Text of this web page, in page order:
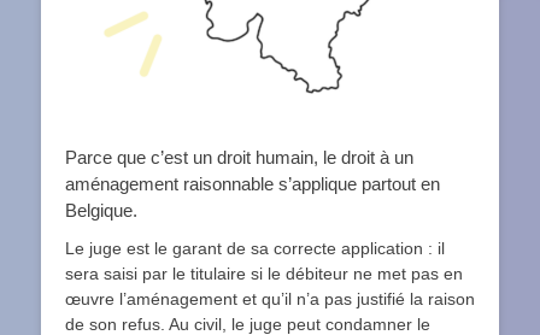
Parce que c’est un droit humain, le droit à un
aménagement raisonnable s’applique partout en
Belgique.
Le juge est le garant de sa correcte application : il
sera saisi par le titulaire si le débiteur ne met pas en
œuvre l’aménagement et qu’il n’a pas justifié la raison
de son refus. Au civil, le juge peut condamner le